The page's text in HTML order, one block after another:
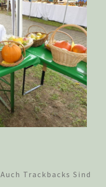
Trackbacks Sind